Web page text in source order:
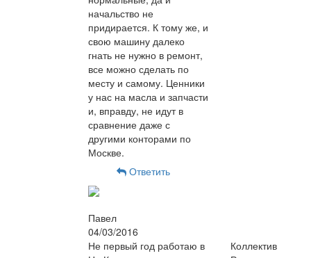
начальство не
придирается. К тому же, и
свою машину далеко
гнать не нужно в ремонт,
все можно сделать по
месту и самому. Ценники
у нас на масла и запчасти
и, вправду, не идут в
сравнение даже с
другими конторами по
Москве.
Ответить
Павел
04/03/2016
Не первый год работаю в
Коллектив